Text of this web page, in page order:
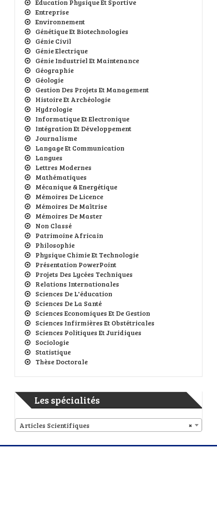
Education Physique Et Sportive
Entreprise
Environnement
Génétique Et Biotechnologies
Génie Civil
Génie Electrique
Génie Industriel Et Maintenance
Géographie
Géologie
Gestion Des Projets Et Management
Histoire Et Archéologie
Hydrologie
Informatique Et Electronique
Intégration Et Développement
Journalisme
Langage Et Communication
Langues
Lettres Modernes
Mathématiques
Mécanique & Energétique
Mémoires De Licence
Mémoires De Maîtrise
Mémoires De Master
Non Classé
Patrimoine Africain
Philosophie
Physique Chimie Et Technologie
Présentation PowerPoint
Projets Des Lycées Techniques
Relations Internationales
Sciences De L'éducation
Sciences De La Santé
Sciences Economiques Et De Gestion
Sciences Infirmières Et Obstétricales
Sciences Politiques Et Juridiques
Sociologie
Statistique
Thèse Doctorale
Les spécialités
×
Articles Scientifiques